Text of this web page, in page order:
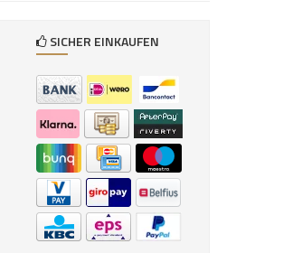
SICHER EINKAUFEN